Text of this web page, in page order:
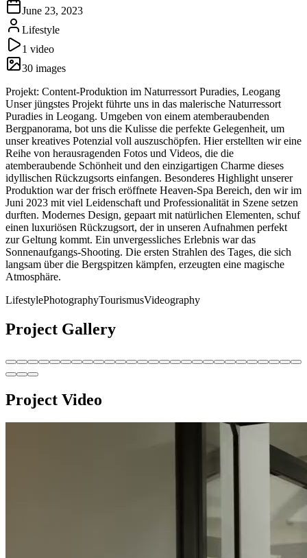
June 23, 2023
Lifestyle
1 video
30 images
Projekt: Content-Produktion im Naturressort Puradies, Leogang
Unser jüngstes Projekt führte uns in das malerische Naturressort
Puradies in Leogang. Umgeben von einem atemberaubenden
Bergpanorama, bot uns die Kulisse die perfekte Gelegenheit, um
unser kreatives Potenzial voll auszuschöpfen. Hier erstellten wir eine
Reihe von herausragenden Fotos und Videos, die die
atemberaubende Schönheit und den einzigartigen Charme dieses
idyllischen Rückzugsorts einfangen. Besonderes Highlight unserer
Produktion war der frisch eröffnete Heaven-Spa Bereich, den wir im
Juni 2023 mit viel Leidenschaft und Professionalität in Szene setzen
durften. Modernes Design, gepaart mit natürlichen Elementen, schuf
einen luxuriösen Rückzugsort, der in unseren Aufnahmen perfekt
zur Geltung kommt. Ein unvergessliches Erlebnis war das
Sonnenaufgangs-Shooting. Die ersten Strahlen des Tages, die sich
langsam über die Bergspitzen kämpfen, erzeugten eine magische
Atmosphäre.
LifestylePhotographyTourismusVideography
Project Gallery
Project Video